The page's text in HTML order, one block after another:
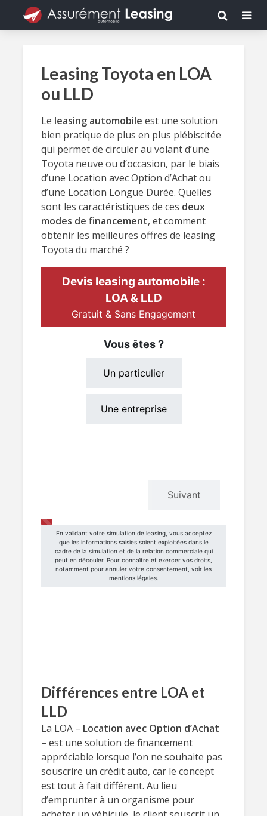
Leasing Toyota en LOA
ou LLD
Le leasing automobile est une solution
bien pratique de plus en plus plébiscitée
qui permet de circuler au volant d’une
Toyota neuve ou d’occasion, par le biais
d’une Location avec Option d’Achat ou
d’une Location Longue Durée. Quelles
sont les caractéristiques de ces deux
modes de financement, et comment
obtenir les meilleures offres de leasing
Toyota du marché ?
Différences entre LOA et
LLD
La LOA – Location avec Option d’Achat
– est une solution de financement
appréciable lorsque l’on ne souhaite pas
souscrire un crédit auto, car le concept
est tout à fait différent. Au lieu
d’emprunter à un organisme pour